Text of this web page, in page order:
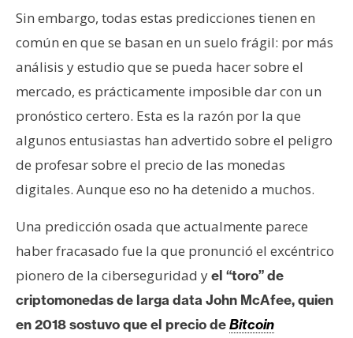
Sin embargo, todas estas predicciones tienen en
común en que se basan en un suelo frágil: por más
análisis y estudio que se pueda hacer sobre el
mercado, es prácticamente imposible dar con un
pronóstico certero. Esta es la razón por la que
algunos entusiastas han advertido sobre el peligro
de profesar sobre el precio de las monedas
digitales. Aunque eso no ha detenido a muchos.
Una predicción osada que actualmente parece
haber fracasado fue la que pronunció el excéntrico
pionero de la ciberseguridad yel “toro” de
criptomonedas de larga data John McAfee, quien
en 2018 sostuvo que el precio deBitcoin